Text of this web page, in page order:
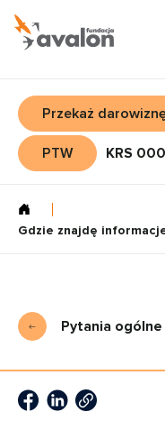
Przekaż
PTW
KRS
Gdzie znajdę
Pytania ogólne